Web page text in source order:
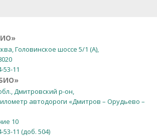
Головинское шоссе 5/1 (А),
53-11
Дмитровский р-он,
автодороги «Дмитров – Орудьево –
10
53-11 (доб. 504)